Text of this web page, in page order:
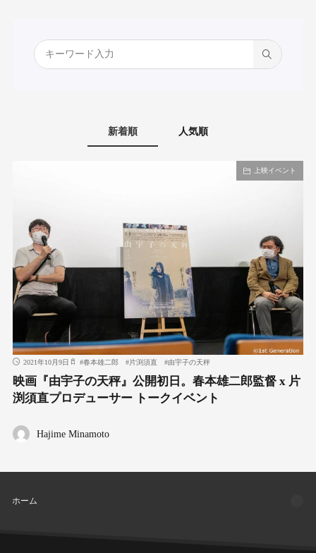
新着順 人気順
上映イベント
2021年10月9日 #春本雄二郎 #片渕須直 #由宇子の天秤
映画『由宇子の天秤』公開初日。春本雄二郎監督 x 片
渕須直プロデューサー トークイベント
Hajime Minamoto
ホーム